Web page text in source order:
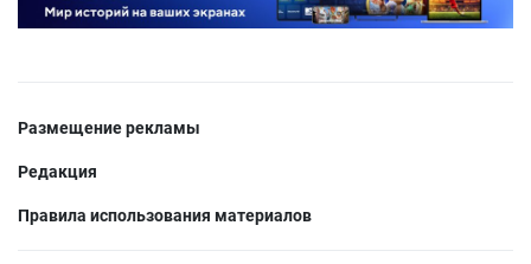
Размещение рекламы
Редакция
Правила использования материалов